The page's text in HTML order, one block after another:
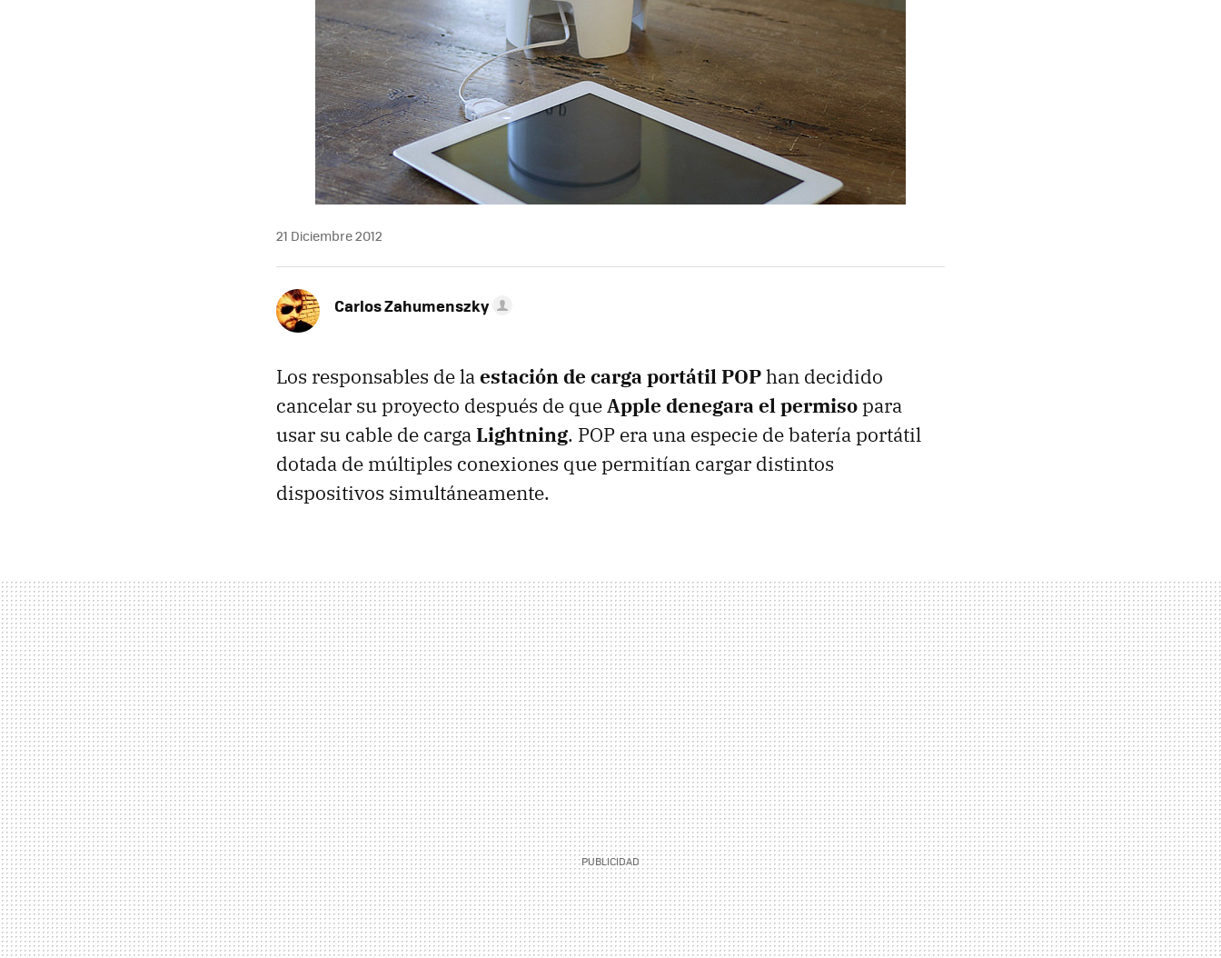
21 Diciembre 2012
Carlos Zahumenszky
Los responsables de laestación de carga portátil POPhan decidido
cancelar su proyecto después de queApple denegara el permisopara
usar su cable de cargaLightning. POP era una especie de batería portátil
dotada de múltiples conexiones que permitían cargar distintos
dispositivos simultáneamente.